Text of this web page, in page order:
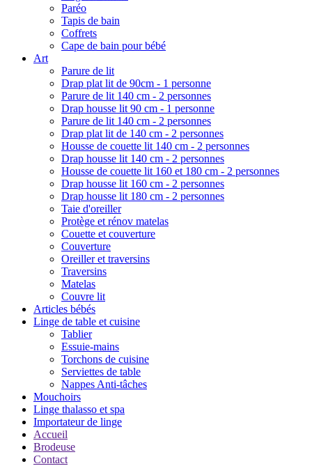
Paréo
Tapis de bain
Coffrets
Cape de bain pour bébé
Art
Parure de lit
Drap plat lit de 90cm - 1 personne
Parure de lit 140 cm - 2 personnes
Drap housse lit 90 cm - 1 personne
Parure de lit 140 cm - 2 personnes
Drap plat lit de 140 cm - 2 personnes
Housse de couette lit 140 cm - 2 personnes
Drap housse lit 140 cm - 2 personnes
Housse de couette lit 160 et 180 cm - 2 personnes
Drap housse lit 160 cm - 2 personnes
Drap housse lit 180 cm - 2 personnes
Taie d'oreiller
Protège et rénov matelas
Couette et couverture
Couverture
Oreiller et traversins
Traversins
Matelas
Couvre lit
Articles bébés
Linge de table et cuisine
Tablier
Essuie-mains
Torchons de cuisine
Serviettes de table
Nappes Anti-tâches
Mouchoirs
Linge thalasso et spa
Importateur de linge
Accueil
Brodeuse
Contact